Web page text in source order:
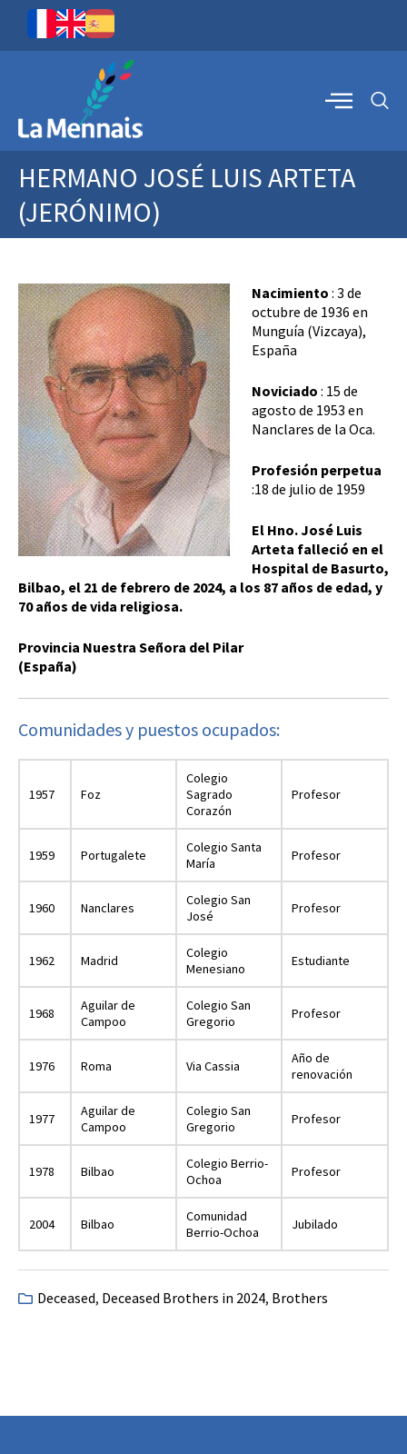
HERMANO JOSÉ LUIS ARTETA
(JERÓNIMO)
Nacimiento : 3 de
octubre de 1936 en
Munguía (Vizcaya),
España
Noviciado : 15 de
agosto de 1953 en
Nanclares de la Oca.
Profesión perpetua
:18 de julio de 1959
El Hno. José Luis
Arteta falleció en el
Hospital de Basurto,
Bilbao, el 21 de febrero de 2024, a los 87 años de edad, y
70 años de vida religiosa.
Provincia Nuestra Señora del Pilar
(España)
Comunidades y puestos ocupados:
1957 Foz
Colegio
Sagrado
Corazón
Profesor
1959 Portugalete
Colegio Santa
María
Profesor
1960 Nanclares
Colegio San
José
Profesor
1962 Madrid
Colegio
Menesiano
Estudiante
1968
Aguilar de
Campoo
Colegio San
Gregorio
Profesor
1976 Roma Via Cassia
Año de
renovación
1977
Aguilar de
Campoo
Colegio San
Gregorio
Profesor
1978 Bilbao
Colegio Berrio-
Ochoa
Profesor
2004 Bilbao
Comunidad
Berrio-Ochoa
Jubilado
Deceased, Deceased Brothers in 2024, Brothers